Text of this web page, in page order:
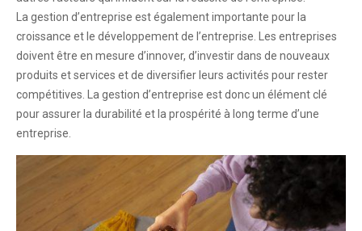
La gestion d’entreprise est également importante pour la
croissance et le développement de l’entreprise. Les entreprises
doivent être en mesure d’innover, d’investir dans de nouveaux
produits et services et de diversifier leurs activités pour rester
compétitives. La gestion d’entreprise est donc un élément clé
pour assurer la durabilité et la prospérité à long terme d’une
entreprise.